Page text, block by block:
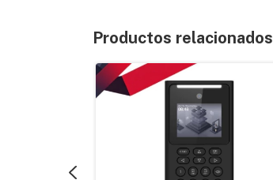
Productos relacionados